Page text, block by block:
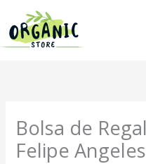
contenido
Bolsa de
Felipe Angeles